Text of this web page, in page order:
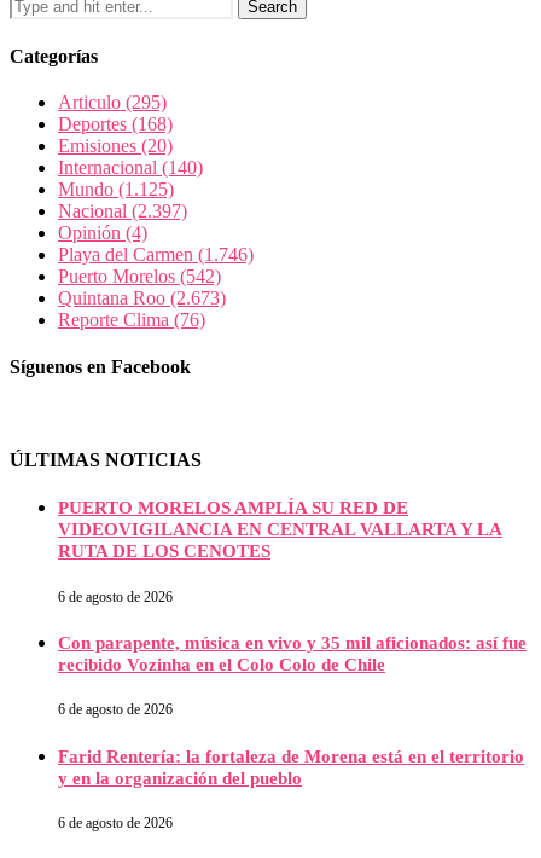
Categorías
Articulo (295)
Deportes (168)
Emisiones (20)
Internacional (140)
Mundo (1.125)
Nacional (2.397)
Opinión (4)
Playa del Carmen (1.746)
Puerto Morelos (542)
Quintana Roo (2.673)
Reporte Clima (76)
Síguenos en Facebook
ÚLTIMAS NOTICIAS
PUERTO MORELOS AMPLÍA SU RED DE
VIDEOVIGILANCIA EN CENTRAL VALLARTA Y LA
RUTA DE LOS CENOTES
6 de agosto de 2026
Con parapente, música en vivo y 35 mil aficionados: así fue
recibido Vozinha en el Colo Colo de Chile
6 de agosto de 2026
Farid Rentería: la fortaleza de Morena está en el territorio
y en la organización del pueblo
6 de agosto de 2026